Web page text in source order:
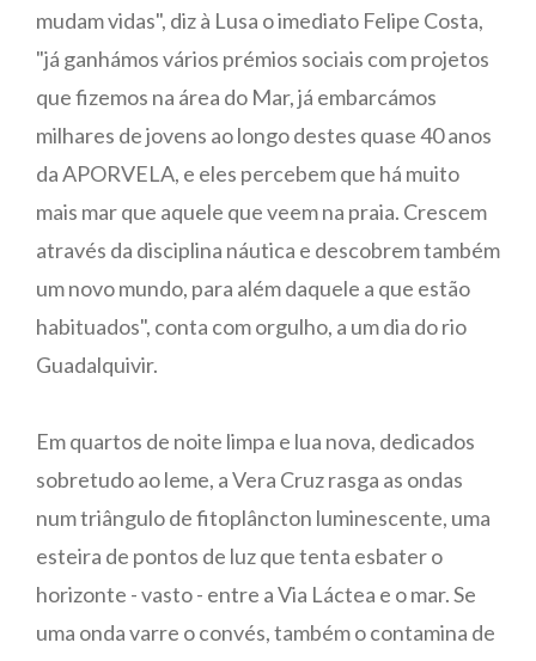
mudam vidas", diz à Lusa o imediato Felipe Costa,
"já ganhámos vários prémios sociais com projetos
que fizemos na área do Mar, já embarcámos
milhares de jovens ao longo destes quase 40 anos
da APORVELA, e eles percebem que há muito
mais mar que aquele que veem na praia. Crescem
através da disciplina náutica e descobrem também
um novo mundo, para além daquele a que estão
habituados", conta com orgulho, a um dia do rio
Guadalquivir.
Em quartos de noite limpa e lua nova, dedicados
sobretudo ao leme, a Vera Cruz rasga as ondas
num triângulo de fitoplâncton luminescente, uma
esteira de pontos de luz que tenta esbater o
horizonte - vasto - entre a Via Láctea e o mar. Se
uma onda varre o convés, também o contamina de